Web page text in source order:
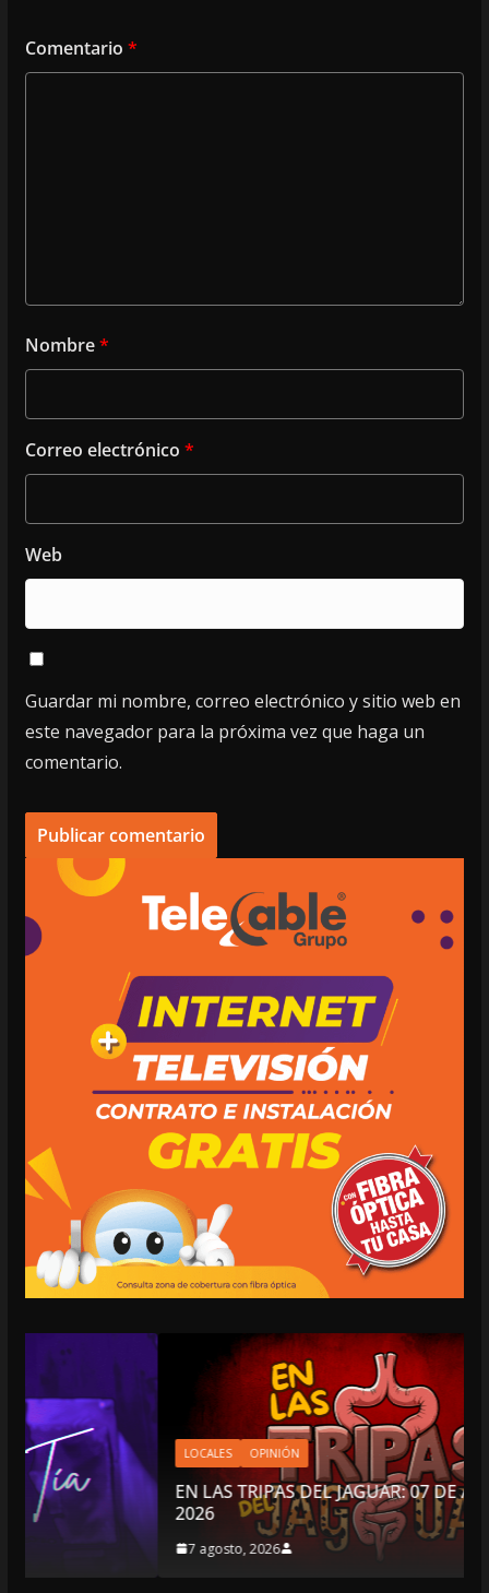
Comentario *
Nombre*
Correo electrónico *
Web
Guardar mi nombre, correo electrónico y sitio web en
este navegador para la próxima vez que haga un
comentario.
LOCALES OPINIÓN
EN LAS TRIPAS DEL JAGUAR: 07 DE AGOSTO DE
2026
7 agosto, 2026